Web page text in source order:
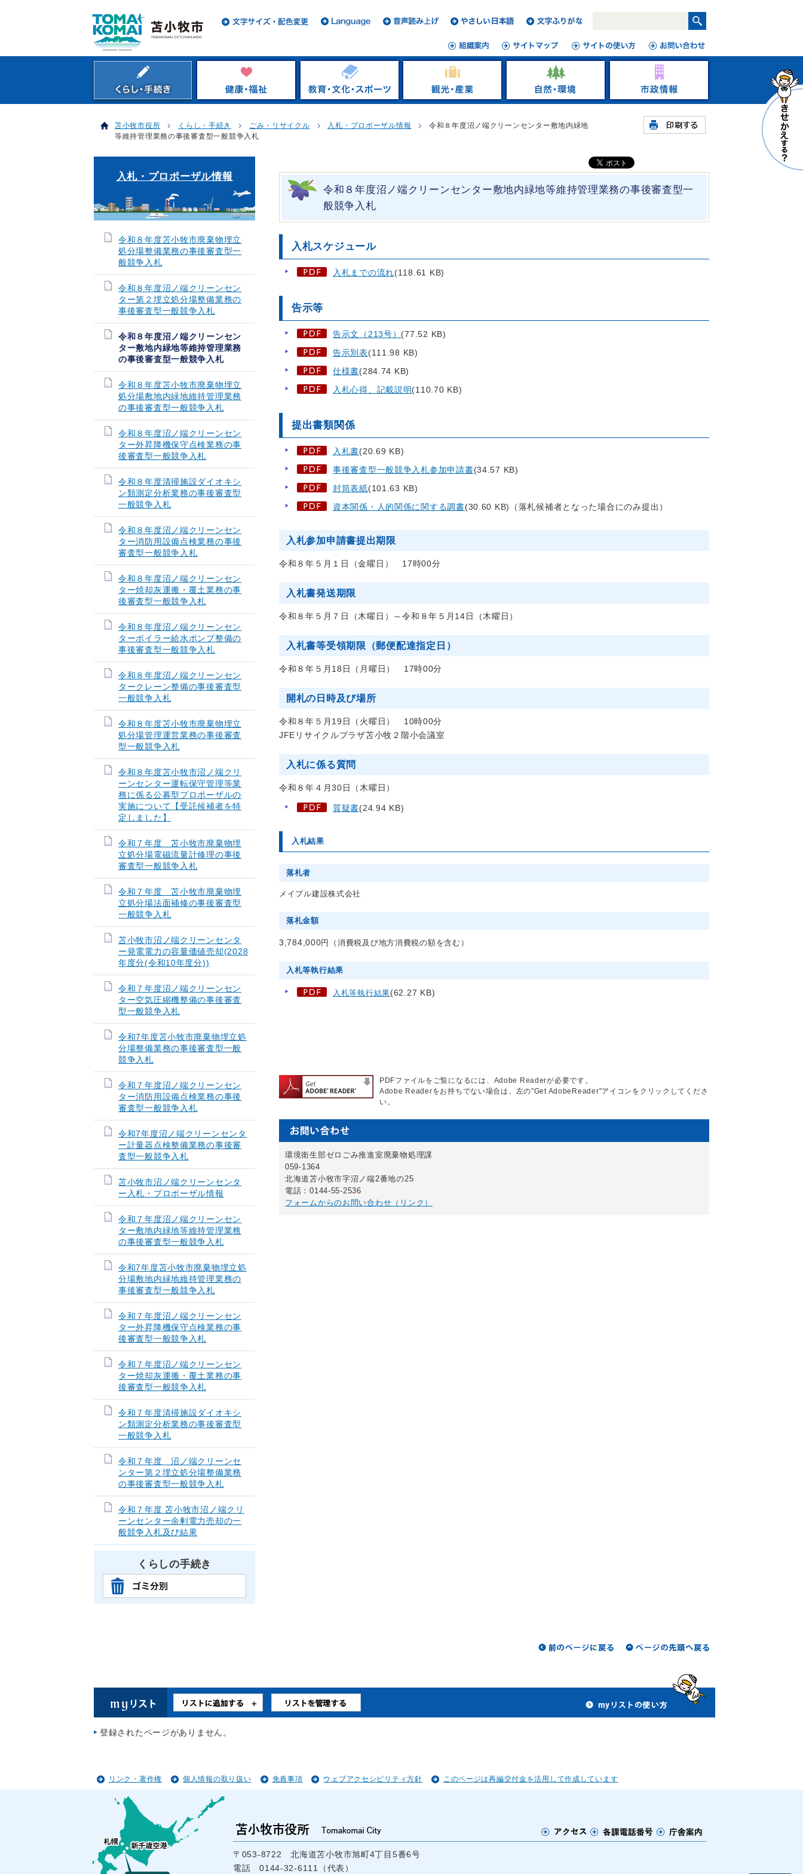
苫小牧市役所 くらし・手続き ごみ・リサイクル 入札・プロポーザル情報
令和８年度沼ノ端クリーンセンター敷地内緑地
等維持管理業務の事後審査型一般競争入札
令和８年度沼ノ端クリーンセンター敷地内緑地等維持管理業務の事後審査型一
般競争入札
入札スケジュール
入札までの流れ(118.61 KB)
告示等
告示文（213号） (77.52 KB)
告示別表(111.98 KB)
仕様書(284.74 KB)
入札心得、記載説明(110.70 KB)
提出書類関係
入札書(20.69 KB)
事後審査型一般競争入札参加申請書(34.57 KB)
封筒表紙(101.63 KB)
資本関係・人的関係に関する調書(30.60 KB)（落札候補者となった場合にのみ提出）
入札参加申請書提出期限
令和８年５月１日（金曜日） 17時00分
入札書発送期限
令和８年５月７日（木曜日）～令和８年５月14日（木曜日）
入札書等受領期限（郵便配達指定日）
令和８年５月18日（月曜日） 17時00分
開札の日時及び場所
令和８年５月19日（火曜日） 10時00分
JFEリサイクルプラザ苫小牧２階小会議室
入札に係る質問
令和８年４月30日（木曜日）
質疑書(24.94 KB)
入札結果
落札者
メイプル建設株式会社
落札金額
3,784,000円（消費税及び地方消費税の額を含む）
入札等執行結果
入札等執行結果(62.27 KB)
PDFファイルをご覧になるには、Adobe Readerが必要です。
Adobe Readerをお持ちでない場合は、左の"Get AdobeReader"アイコンをクリックしてくださ
い。
環境衛生部ゼロごみ推進室廃棄物処理課
059-1364
北海道苫小牧市字沼ノ端2番地の25
電話：0144-55-2536
フォームからのお問い合わせ（リンク）
入札・プロポーザル情報
令和８年度苫小牧市廃棄物埋立
処分場整備業務の事後審査型一
般競争入札
令和８年度沼ノ端クリーンセン
ター第２埋立処分場整備業務の
事後審査型一般競争入札
令和８年度沼ノ端クリーンセン
ター敷地内緑地等維持管理業務
の事後審査型一般競争入札
令和８年度苫小牧市廃棄物埋立
処分場敷地内緑地維持管理業務
の事後審査型一般競争入札
令和８年度沼ノ端クリーンセン
ター外昇降機保守点検業務の事
後審査型一般競争入札
令和８年度清掃施設ダイオキシ
ン類測定分析業務の事後審査型
一般競争入札
令和８年度沼ノ端クリーンセン
ター消防用設備点検業務の事後
審査型一般競争入札
令和８年度沼ノ端クリーンセン
ター焼却灰運搬・覆土業務の事
後審査型一般競争入札
令和８年度沼ノ端クリーンセン
ターボイラー給水ポンプ整備の
事後審査型一般競争入札
令和８年度沼ノ端クリーンセン
タークレーン整備の事後審査型
一般競争入札
令和８年度苫小牧市廃棄物埋立
処分場管理運営業務の事後審査
型一般競争入札
令和８年度苫小牧市沼ノ端クリ
ーンセンター運転保守管理等業
務に係る公募型プロポーザルの
実施について【受託候補者を特
定しました】
令和７年度 苫小牧市廃棄物埋
立処分場電磁流量計修理の事後
審査型一般競争入札
令和７年度 苫小牧市廃棄物埋
立処分場法面補修の事後審査型
一般競争入札
苫小牧市沼ノ端クリーンセンタ
ー発電電力の容量価値売却(2028
年度分(令和10年度分))
令和７年度沼ノ端クリーンセン
ター空気圧縮機整備の事後審査
型一般競争入札
令和7年度苫小牧市廃棄物埋立処
分場整備業務の事後審査型一般
競争入札
令和７年度沼ノ端クリーンセン
ター消防用設備点検業務の事後
審査型一般競争入札
令和7年度沼ノ端クリーンセンタ
ー計量器点検整備業務の事後審
査型一般競争入札
苫小牧市沼ノ端クリーンセンタ
ー入札・プロポーザル情報
令和７年度沼ノ端クリーンセン
ター敷地内緑地等維持管理業務
の事後審査型一般競争入札
令和7年度苫小牧市廃棄物埋立処
分場敷地内緑地維持管理業務の
事後審査型一般競争入札
令和７年度沼ノ端クリーンセン
ター外昇降機保守点検業務の事
後審査型一般競争入札
令和７年度沼ノ端クリーンセン
ター焼却灰運搬・覆土業務の事
後審査型一般競争入札
令和７年度清掃施設ダイオキシ
ン類測定分析業務の事後審査型
一般競争入札
令和７年度 沼ノ端クリーンセ
ンター第２埋立処分場整備業務
の事後審査型一般競争入札
令和７年度 苫小牧市沼ノ端クリ
ーンセンター余剰電力売却の一
般競争入札及び結果
くらしの手続き
登録されたページがありません。
リンク・著作権 個人情報の取り扱い 免責事項 ウェブアクセシビリティ方針 このページは再編交付金を活用して作成しています
〒053-8722 北海道苫小牧市旭町4丁目5番6号
電話 0144-32-6111（代表）